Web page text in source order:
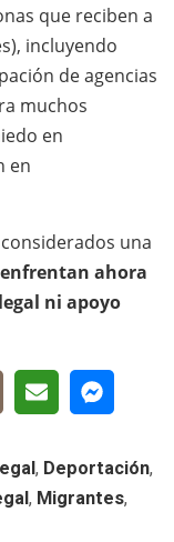
que reciben a
incluyendo
de agencias
muchos
en
en
una
enfrentan ahora
ni apoyo
, Deportación,
, Migrantes,